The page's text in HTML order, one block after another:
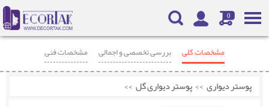
0
مشخصات کلی بررسی تخصصی و اجمالی
مشخصات فنی
محصولات مرتبط
پوستر دیواری >> پوستر دیواری گل >>